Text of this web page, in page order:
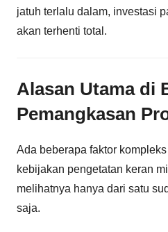
jatuh terlalu dalam, investasi
akan terhenti total.
Alasan Utama di
Pemangkasan
Ada beberapa faktor
kebijakan pengetatan keran
melihatnya hanya dari satu
saja.